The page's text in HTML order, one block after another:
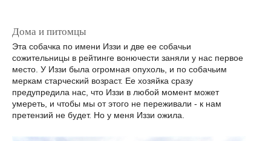
Дома и питомцы
Эта собачка по имени Иззи и две ее собачьи
сожительницы в рейтинге вонючести заняли у нас первое
место. У Иззи была огромная опухоль, и по собачьим
меркам старческий возраст. Ее хозяйка сразу
предупредила нас, что Иззи в любой момент может
умереть, и чтобы мы от этого не переживали - к нам
претензий не будет. Но у меня Иззи ожила.